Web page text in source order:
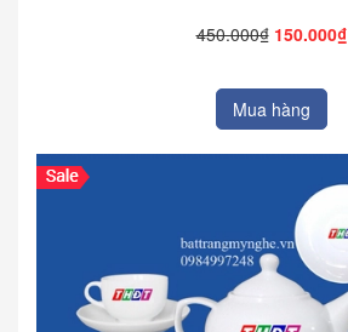
450.000₫ 150.000₫
Mua hàng